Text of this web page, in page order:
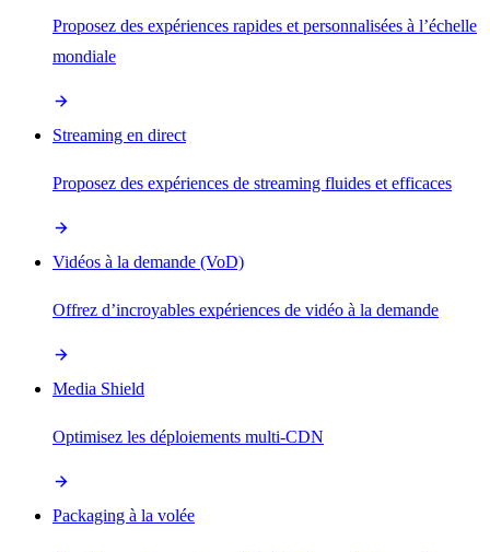
Proposez des expériences rapides et personnalisées à l’échelle
mondiale
Streaming en direct
Proposez des expériences de streaming fluides et efficaces
Vidéos à la demande (VoD)
Offrez d’incroyables expériences de vidéo à la demande
Media Shield
Optimisez les déploiements multi-CDN
Packaging à la volée